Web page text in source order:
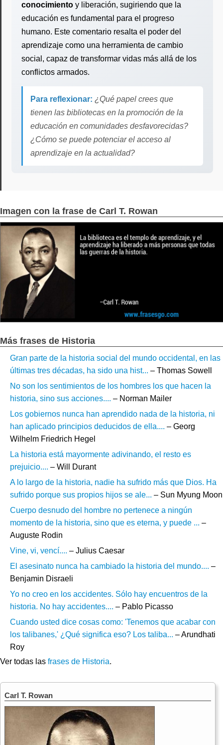
conocimiento y liberación, sugiriendo que la
educación es fundamental para el progreso
humano. Este comentario resalta el poder del
aprendizaje como una herramienta de cambio
social, capaz de transformar vidas más allá de los
conflictos armados.
Para reflexionar: ¿Qué papel crees que
tienen las bibliotecas en la promoción de la
educación en comunidades desfavorecidas?
¿Cómo se puede potenciar el acceso al
aprendizaje en la actualidad?
Imagen con la frase de Carl T. Rowan
Más frases de Historia
Gran parte de la historia social del mundo occidental, en las
últimas tres décadas, ha sido una hist... – Thomas Sowell
No son los sentimientos de los hombres los que hacen la
historia, sino sus acciones.... – Norman Mailer
Los gobiernos nunca han aprendido nada de la historia, ni
han aplicado principios deducidos de ella.... – Georg
Wilhelm Friedrich Hegel
La historia está mayormente adivinando, el resto es
prejuicio.... – Will Durant
A lo largo de la historia, nadie ha sufrido más que Dios. Ha
sufrido porque sus propios hijos se ale... – Sun Myung Moon
Cuerpo desnudo del hombre no pertenece a ningún
momento de la historia, sino que es eterna, y puede ... –
Auguste Rodin
Vine, vi, vencí.... – Julius Caesar
El asesinato nunca ha cambiado la historia del mundo.... –
Benjamin Disraeli
Yo no creo en los accidentes. Sólo hay encuentros de la
historia. No hay accidentes.... – Pablo Picasso
Cuando usted dice cosas como: 'Tenemos que acabar con
los talibanes,' ¿Qué significa eso? Los taliba... – Arundhati
Roy
Ver todas las frases de Historia.
Carl T. Rowan